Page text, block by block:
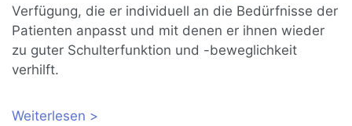
Verfügung, die er individuell an die Bedürfnisse der
Patienten anpasst und mit denen er ihnen wieder
zu guter Schulterfunktion und -beweglichkeit
verhilft.
Weiterlesen über Omarthrose: Gelenkerhaltende